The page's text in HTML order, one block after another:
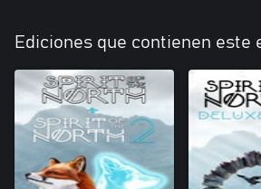
Ediciones que contienen este